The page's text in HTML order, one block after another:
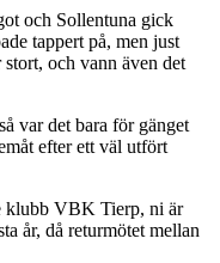
och Sollentuna gick
tappert på, men just
och vann även det
var det bara för gänget
efter ett väl utfört
klubb VBK Tierp, ni är
år, då returmötet mellan